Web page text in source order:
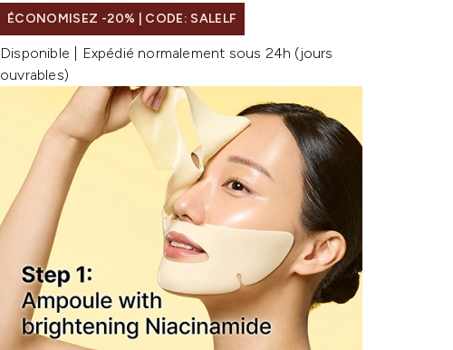
ÉCONOMISEZ -20% | CODE: SALELF
Disponible | Expédié normalement sous 24h (jours
ouvrables)